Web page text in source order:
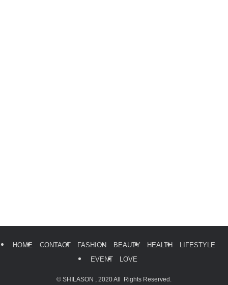
HOME CONTACT FASHION BEAUTY HEALTH
LIFESTYLE
EVENT
LOVE
© SHILASON , 2020 All Rights Reserved.